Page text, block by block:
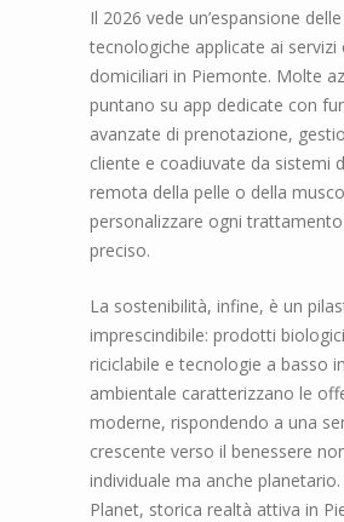
Il 2026 vede un’espansione
tecnologiche applicate ai servizi
domiciliari in Piemonte. Molte
puntano su app dedicate con
avanzate di prenotazione,
cliente e coadiuvate da sistemi
remota della pelle o della
personalizzare ogni
preciso.
La sostenibilità, infine, è un
imprescindibile: prodotti
riciclabile e tecnologie a basso
ambientale caratterizzano le
moderne, rispondendo a una
crescente verso il benessere
individuale ma anche
Planet, storica realtà attiva in